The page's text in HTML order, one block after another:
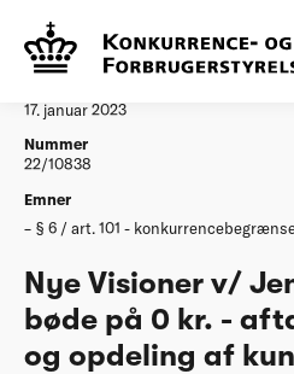
Afgørelser
17. januar 2023
Nummer
22/10838
Emner
§ 6 / art. 101 -
Nye Visioner v/
bøde på 0 kr. -
og opdeling af